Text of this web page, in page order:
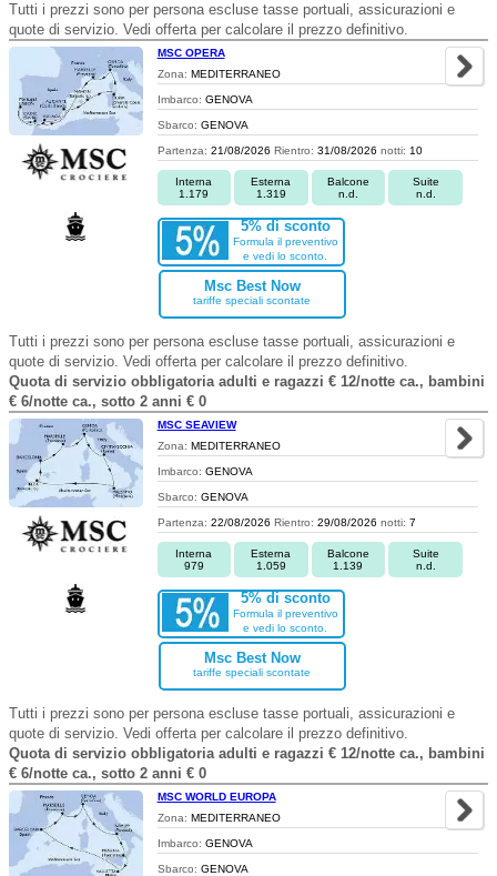
Tutti i prezzi sono per persona escluse tasse portuali, assicurazioni e
quote di servizio. Vedi offerta per calcolare il prezzo definitivo.
MSC OPERA
Zona: MEDITERRANEO
Imbarco: GENOVA
Sbarco: GENOVA
Partenza: 21/08/2026 Rientro: 31/08/2026 notti: 10
Interna
1.179
Esterna
1.319
Balcone
n.d.
Suite
n.d.
5% di sconto
Formula il preventivo
e vedi lo sconto.
Msc Best Now
tariffe speciali scontate
Tutti i prezzi sono per persona escluse tasse portuali, assicurazioni e
quote di servizio. Vedi offerta per calcolare il prezzo definitivo.
Quota di servizio obbligatoria adulti e ragazzi € 12/notte ca., bambini
€ 6/notte ca., sotto 2 anni € 0
MSC SEAVIEW
Zona: MEDITERRANEO
Imbarco: GENOVA
Sbarco: GENOVA
Partenza: 22/08/2026 Rientro: 29/08/2026 notti: 7
Interna
979
Esterna
1.059
Balcone
1.139
Suite
n.d.
5% di sconto
Formula il preventivo
e vedi lo sconto.
Msc Best Now
tariffe speciali scontate
Tutti i prezzi sono per persona escluse tasse portuali, assicurazioni e
quote di servizio. Vedi offerta per calcolare il prezzo definitivo.
Quota di servizio obbligatoria adulti e ragazzi € 12/notte ca., bambini
€ 6/notte ca., sotto 2 anni € 0
MSC WORLD EUROPA
Zona: MEDITERRANEO
Imbarco: GENOVA
Sbarco: GENOVA